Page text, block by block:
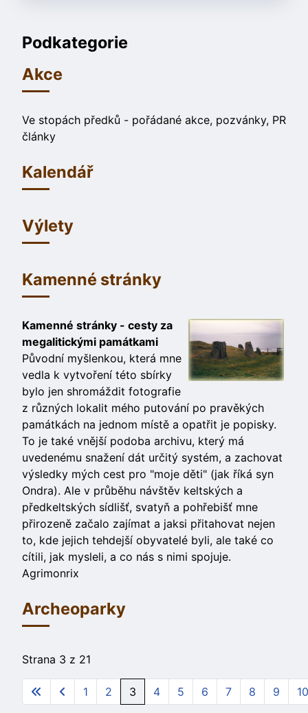
Podkategorie
Akce
Ve stopách předků - pořádané akce, pozvánky, PR
články
Kalendář
Výlety
Kamenné stránky
Kamenné stránky - cesty za
megalitickými památkami
Původní myšlenkou, která mne
vedla k vytvoření této sbírky
bylo jen shromáždit fotografie
z různých lokalit mého putování po pravěkých
památkách na jednom místě a opatřit je popisky.
To je také vnější podoba archivu, který má
uvedenému snažení dát určitý systém, a zachovat
výsledky mých cest pro "moje děti" (jak říká syn
Ondra). Ale v průběhu návštěv keltských a
předkeltských sídlišť, svatyň a pohřebišť mne
přirozeně začalo zajímat a jaksi přitahovat nejen
to, kde jejich tehdejší obyvatelé byli, ale také co
cítili, jak mysleli, a co nás s nimi spojuje.
Agrimonrix
Archeoparky
Strana 3 z 21
1 2 3 4 5 6 7 8 9 10